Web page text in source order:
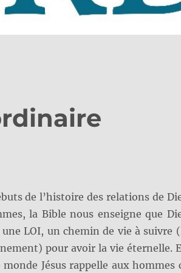
de l’histoire des relations de
la Bible nous enseigne que
LOI, un chemin de vie à suivre
pour avoir la vie éternelle.
Jésus rappelle aux hommes